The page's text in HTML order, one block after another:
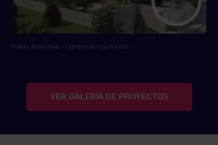
Pablo Arrechea - Cardea Arroyofresno
VER GALERÍA DE PROYECTOS